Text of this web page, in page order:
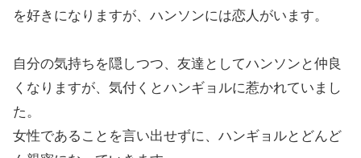
を好きになりますが、ハンソンには恋人がいます。
自分の気持ちを隠しつつ、友達としてハンソンと仲良
くなりますが、気付くとハンギョルに惹かれていまし
た。
女性であることを言い出せずに、ハンギョルとどんど